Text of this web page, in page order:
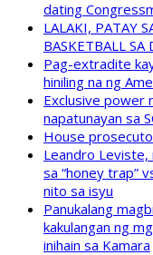
dating
LALAKI, PATAY
BASKETBALL SA
Pag-extradite
hiniling na ng
Exclusive power
napatunayan sa
House
Leandro Leviste,
sa “honey trap”
nito sa isyu
Panukalang
kakulangan ng
inihain sa Kamara